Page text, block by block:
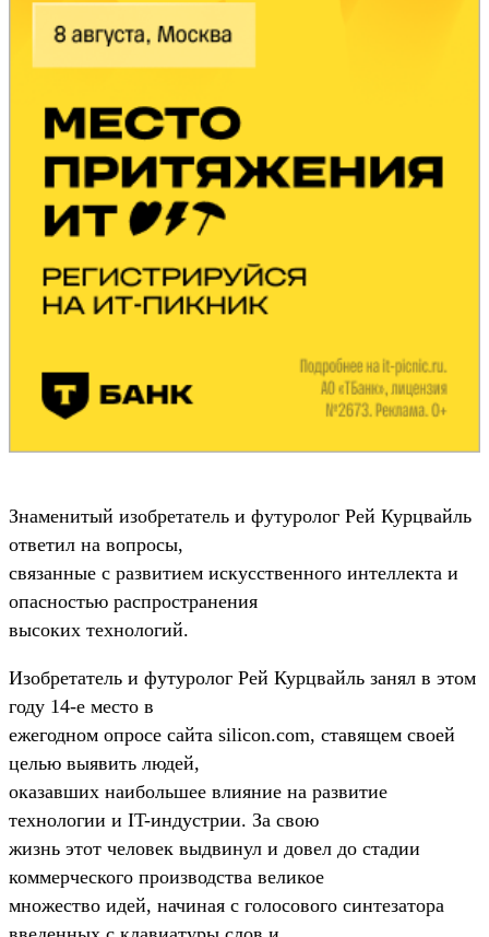
Знаменитый изобретатель и футуролог Рей Курцвайль
ответил на вопросы,
связанные с развитием искусственного интеллекта и
опасностью распространения
высоких технологий.
Изобретатель и футуролог Рей Курцвайль занял в этом
году 14-е место в
ежегодном опросе сайта silicon.com, ставящем своей
целью выявить людей,
оказавших наибольшее влияние на развитие
технологии и IT-индустрии. За свою
жизнь этот человек выдвинул и довел до стадии
коммерческого производства великое
множество идей, начиная с голосового синтезатора